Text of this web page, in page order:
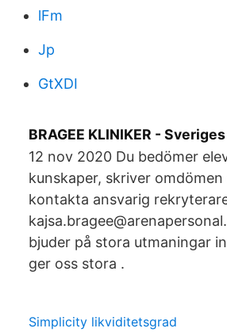
lFm
Jp
GtXDI
BRAGEE KLINIKER -
12 nov 2020 Du bedömer
kunskaper, skriver
kontakta ansvarig
bjuder på stora utmaningar
ger oss stora .
Simplicity likviditetsgrad